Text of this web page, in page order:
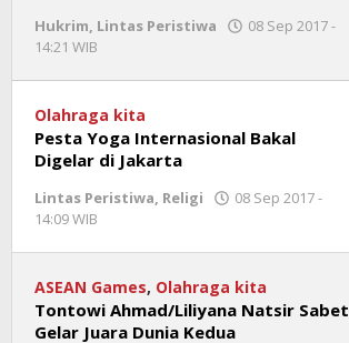
Hukrim, Lintas Peristiwa
08 Sep 2017 -
14:21 WIB
Olahraga kita
Pesta Yoga Internasional Bakal
Digelar di Jakarta
Lintas Peristiwa, Religi
08 Sep 2017 -
14:09 WIB
ASEAN Games, Olahraga kita
Tontowi Ahmad/Liliyana Natsir Sabet
Gelar Juara Dunia Kedua